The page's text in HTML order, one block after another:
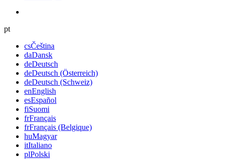
pt
csČeština
daDansk
deDeutsch
deDeutsch (Österreich)
deDeutsch (Schweiz)
enEnglish
esEspañol
fiSuomi
frFrançais
frFrançais (Belgique)
huMagyar
itItaliano
plPolski